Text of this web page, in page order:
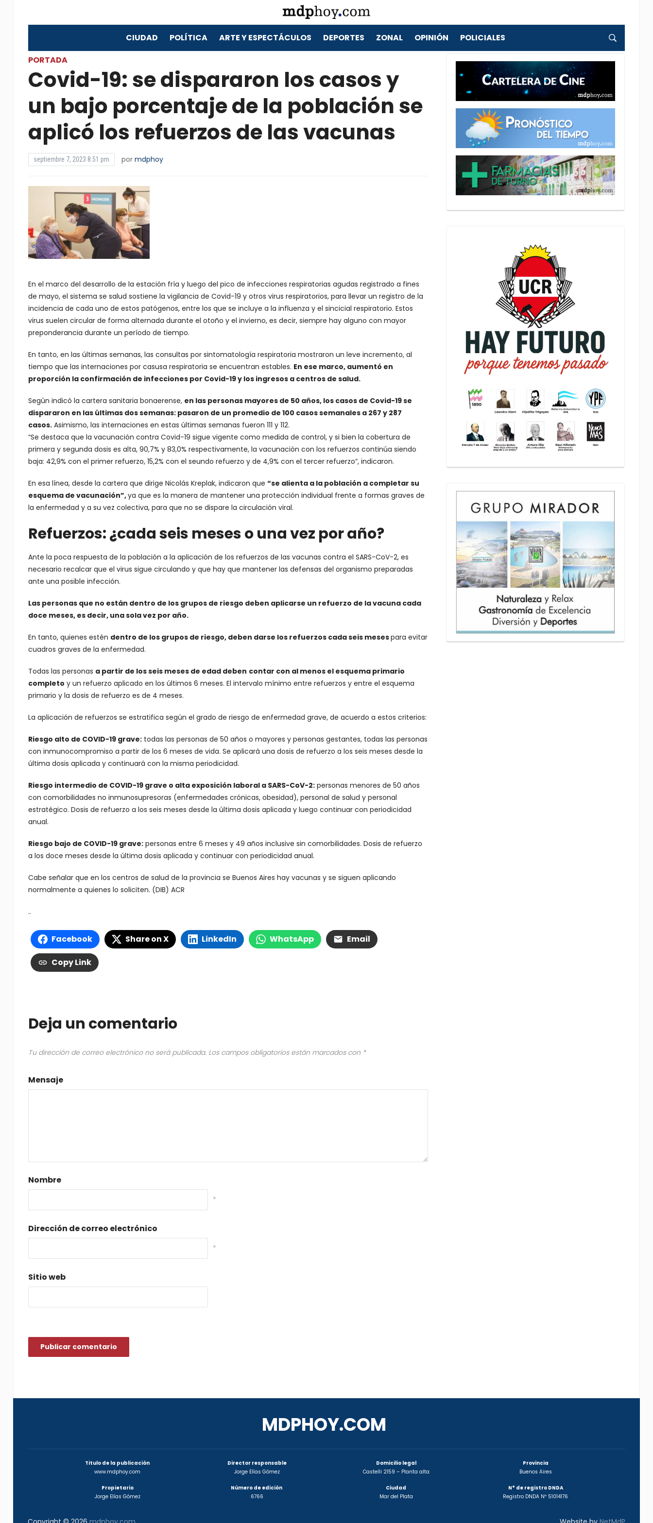
CIUDAD POLÍTICA ARTE Y ESPECTÁCULOS DEPORTES ZONAL OPINIÓN
POLICIALES
PORTADA
Covid-19: se dispararon los casos y
un bajo porcentaje de la población se
aplicó los refuerzos de las vacunas
septiembre 7, 2023 8:51 pm por mdphoy
En el marco del desarrollo de la estación fría y luego del pico de infecciones respiratorias agudas registrado a fines
de mayo, el sistema se salud sostiene la vigilancia de Covid-19 y otros virus respiratorios, para llevar un registro de la
incidencia de cada uno de estos patógenos, entre los que se incluye a la influenza y el sincicial respiratorio. Estos
virus suelen circular de forma alternada durante el otoño y el invierno, es decir, siempre hay alguno con mayor
preponderancia durante un período de tiempo.
En tanto, en las últimas semanas, las consultas por sintomatología respiratoria mostraron un leve incremento, al
tiempo que las internaciones por casusa respiratoria se encuentran estables. En ese marco, aumentó en
proporción la confirmación de infecciones por Covid-19 y los ingresos a centros de salud.
Según indicó la cartera sanitaria bonaerense, en las personas mayores de 50 años, los casos de Covid-19 se
dispararon en las últimas dos semanas: pasaron de un promedio de 100 casos semanales a 267 y 287
casos.Asimismo, las internaciones en estas últimas semanas fueron 111 y 112.
“Se destaca que la vacunación contra Covid-19 sigue vigente como medida de control, y si bien la cobertura de
primera y segunda dosis es alta, 90,7% y 83,0% respectivamente, la vacunación con los refuerzos continúa siendo
baja: 42,9% con el primer refuerzo, 15,2% con el seundo refuerzo y de 4,9% con el tercer refuerzo”, indicaron.
En esa línea, desde la cartera que dirige Nicolás Kreplak, indicaron que “se alienta a la población a completar su
esquema de vacunación”,ya que es la manera de mantener una protección individual frente a formas graves de
la enfermedad y a su vez colectiva, para que no se dispare la circulación viral.
Refuerzos: ¿cada seis meses o una vez por año?
Ante la poca respuesta de la población a la aplicación de los refuerzos de las vacunas contra el SARS-CoV-2, es
necesario recalcar que el virus sigue circulando y que hay que mantener las defensas del organismo preparadas
ante una posible infección.
Las personas que no están dentro de los grupos de riesgo deben aplicarse un refuerzo de la vacuna cada
doce meses, es decir, una sola vez por año.
En tanto, quienes estén dentro de los grupos de riesgo, deben darse los refuerzos cada seis mesespara evitar
cuadros graves de la enfermedad.
Todas las personas a partir de los seis meses de edad deben contar con al menos el esquema primario
completo y un refuerzo aplicado en los últimos 6 meses. El intervalo mínimo entre refuerzos y entre el esquema
primario y la dosis de refuerzo es de 4 meses.
La aplicación de refuerzos se estratifica según el grado de riesgo de enfermedad grave, de acuerdo a estos criterios:
Riesgo alto de COVID-19 grave:todas las personas de 50 años o mayores y personas gestantes, todas las personas
con inmunocompromiso a partir de los 6 meses de vida. Se aplicará una dosis de refuerzo a los seis meses desde la
última dosis aplicada y continuará con la misma periodicidad.
Riesgo intermedio de COVID-19 grave o alta exposición laboral a SARS-CoV-2:personas menores de 50 años
con comorbilidades no inmunosupresoras (enfermedades crónicas, obesidad), personal de salud y personal
estratégico. Dosis de refuerzo a los seis meses desde la última dosis aplicada y luego continuar con periodicidad
anual.
Riesgo bajo de COVID-19 grave:personas entre 6 meses y 49 años inclusive sin comorbilidades. Dosis de refuerzo
a los doce meses desde la última dosis aplicada y continuar con periodicidad anual.
Cabe señalar que en los centros de salud de la provincia se Buenos Aires hay vacunas y se siguen aplicando
normalmente a quienes lo soliciten. (DIB) ACR
..
Facebook Share on X LinkedIn WhatsApp Email
Copy Link
Deja un comentario
Tu dirección de correo electrónico no será publicada. Los campos obligatorios están marcados con *
Mensaje
Nombre
*
Dirección de correo electrónico
*
Sitio web
MDPHOY.COM
Titulo de la publicación
www.mdphoy.com
Propietario
Jorge Elías Gómez
Director responsable
Jorge Elías Gómez
Número de edición
6766
Domicilio legal
Castelli 2159 – Planta alta
Ciudad
Mar del Plata
Provincia
Buenos Aires
N° de registro DNDA
Registro DNDA Nº 51014176